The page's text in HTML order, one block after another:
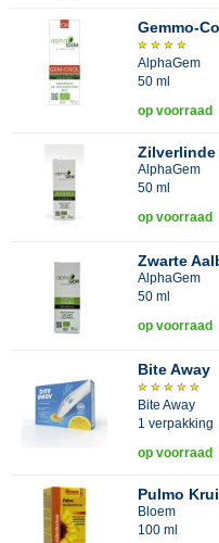
Gemmo-
AlphaGem
50 ml
op voorraad
Zilverlinde
AlphaGem
50 ml
op voorraad
Zwarte
AlphaGem
50 ml
op voorraad
Bite Away
Bite Away
1 verpakking
op voorraad
Pulmo
Bloem
100 ml